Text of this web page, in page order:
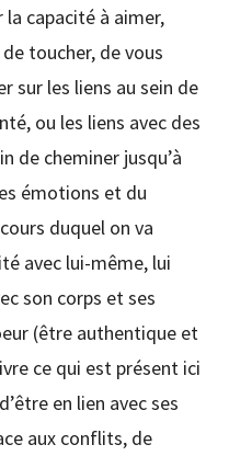
capacité à aimer,
toucher, de vous
sur les liens au sein de
ou les liens avec des
de cheminer jusqu’à
émotions et du
duquel on va
avec lui-même, lui
son corps et ses
(être authentique et
ce qui est présent ici
en lien avec ses
aux conflits, de